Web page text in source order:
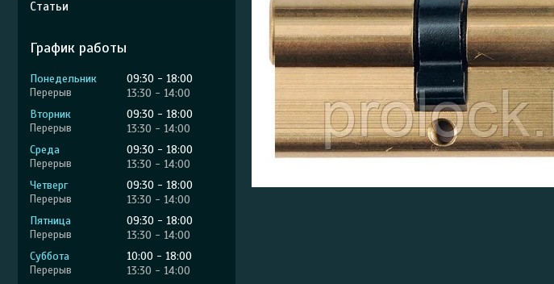
Статьи
График работы
Понедельник 09:30
18:00
13:30
14:00
Вторник
09:30
18:00
13:30
14:00
Среда
09:30
18:00
13:30
14:00
Четверг
09:30
18:00
13:30
14:00
Пятница
09:30
18:00
13:30
14:00
Суббота
10:00
18:00
13:30
14:00